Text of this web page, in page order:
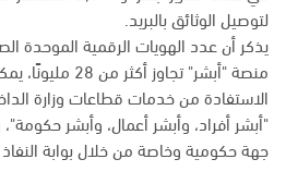
لتوصيل الوثائق بالبريد.
يذكر أن عدد الهويات الرقمية الموحدة
منصة "أبشر"
الاستفادة من خدمات قطاعات وزارة
جهة حكومية وخاصة من خلال بوابة